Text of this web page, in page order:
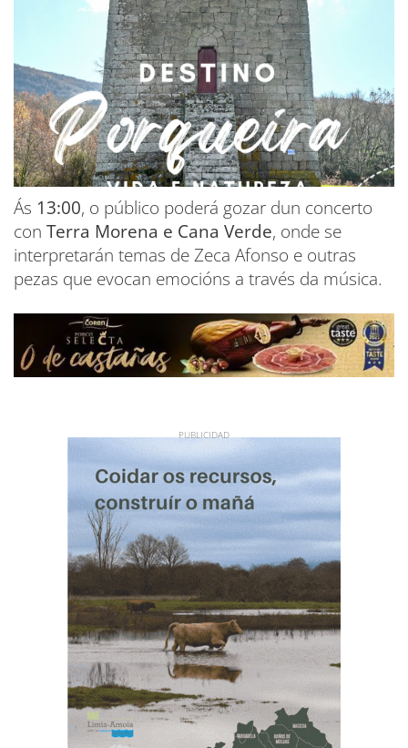
Ás 13:00, o público poderá gozar dun concerto
con Terra Morena e Cana Verde, onde se
interpretarán temas de Zeca Afonso e outras
pezas que evocan emocións a través da música.